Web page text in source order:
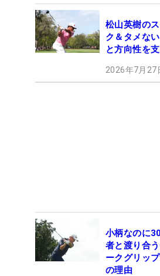
松山英樹の
ク＆タメな
と方向性を
2026年7月27
小柄なのに
者と渡り合
ークグリッ
の理由